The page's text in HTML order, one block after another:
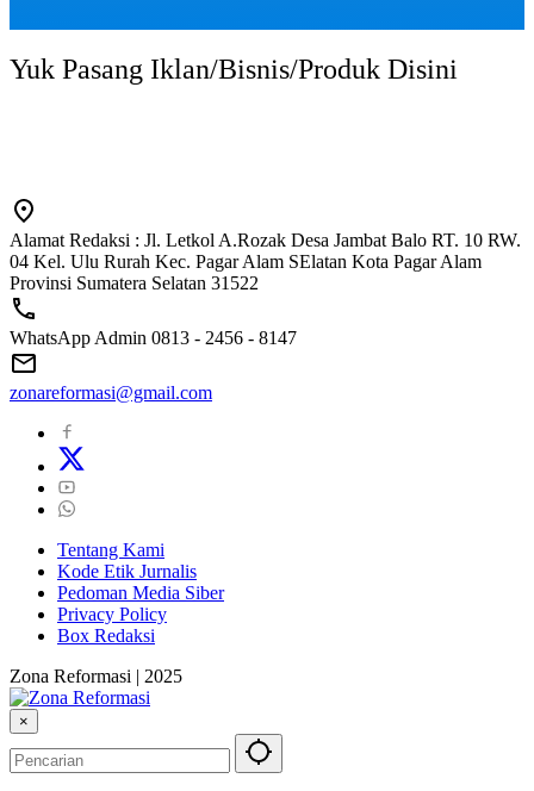
Yuk Pasang Iklan/Bisnis/Produk Disini
Alamat Redaksi : Jl. Letkol A.Rozak Desa Jambat Balo RT. 10 RW.
04 Kel. Ulu Rurah Kec. Pagar Alam SElatan Kota Pagar Alam
Provinsi Sumatera Selatan 31522
WhatsApp Admin 0813 - 2456 - 8147
zonareformasi@gmail.com
Tentang Kami
Kode Etik Jurnalis
Pedoman Media Siber
Privacy Policy
Box Redaksi
Zona Reformasi | 2025
×